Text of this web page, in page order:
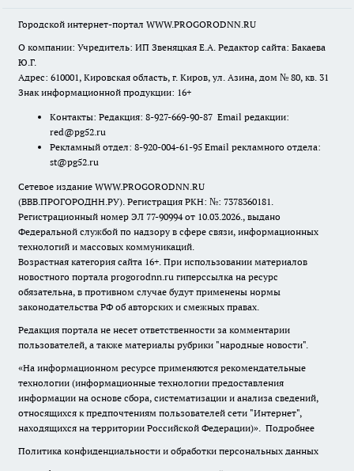
Городской интернет-портал WWW.PROGORODNN.RU
О компании: Учредитель: ИП Звеняцкая Е.А. Редактор сайта: Бакаева
Ю.Г.
Адрес: 610001, Кировская область, г. Киров, ул. Азина, дом № 80, кв. 31
Знак информационной продукции: 16+
Контакты: Редакция: 8-927-669-90-87 Email редакции:
red@pg52.ru
Рекламный отдел: 8-920-004-61-95 Email рекламного отдела:
st@pg52.ru
Сетевое издание WWW.PROGORODNN.RU
(ВВВ.ПРОГОРОДНН.РУ). Регистрация РКН: №: 7378360181.
Регистрационный номер ЭЛ 77-90994 от 10.03.2026., выдано
Федеральной службой по надзору в сфере связи, информационных
технологий и массовых коммуникаций.
Возрастная категория сайта 16+. При использовании материалов
новостного портала progorodnn.ru гиперссылка на ресурс
обязательна, в противном случае будут применены нормы
законодательства РФ об авторских и смежных правах.
Редакция портала не несет ответственности за комментарии
пользователей, а также материалы рубрики "народные новости".
«На информационном ресурсе применяются рекомендательные
технологии (информационные технологии предоставления
информации на основе сбора, систематизации и анализа сведений,
относящихся к предпочтениям пользователей сети "Интернет",
находящихся на территории Российской Федерации)». Подробнее
Политика конфиденциальности и обработки персональных данных